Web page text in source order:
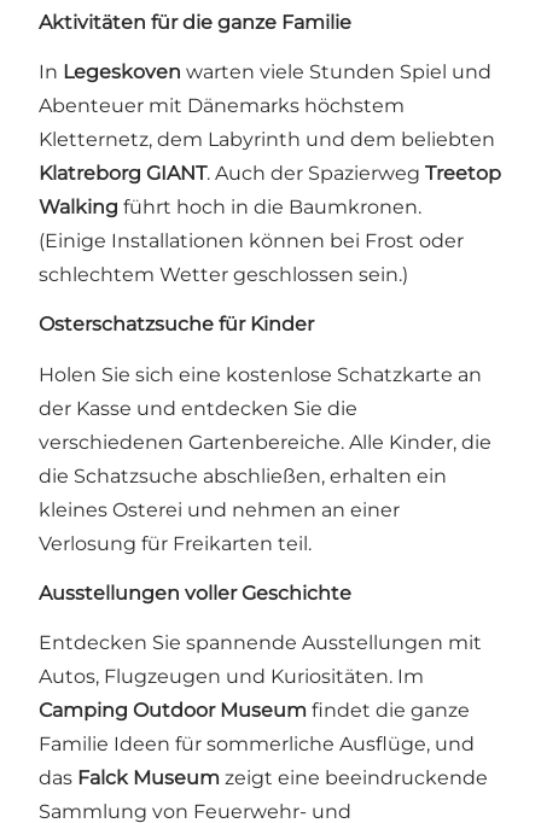
Aktivitäten für die ganze Familie
In Legeskoven warten viele Stunden Spiel und
Abenteuer mit Dänemarks höchstem
Kletternetz, dem Labyrinth und dem beliebten
Klatreborg GIANT. Auch der Spazierweg Treetop
Walking führt hoch in die Baumkronen.
(Einige Installationen können bei Frost oder
schlechtem Wetter geschlossen sein.)
Osterschatzsuche für Kinder
Holen Sie sich eine kostenlose Schatzkarte an
der Kasse und entdecken Sie die
verschiedenen Gartenbereiche. Alle Kinder, die
die Schatzsuche abschließen, erhalten ein
kleines Osterei und nehmen an einer
Verlosung für Freikarten teil.
Ausstellungen voller Geschichte
Entdecken Sie spannende Ausstellungen mit
Autos, Flugzeugen und Kuriositäten. Im
Camping Outdoor Museum findet die ganze
Familie Ideen für sommerliche Ausflüge, und
das Falck Museum zeigt eine beeindruckende
Sammlung von Feuerwehr- und